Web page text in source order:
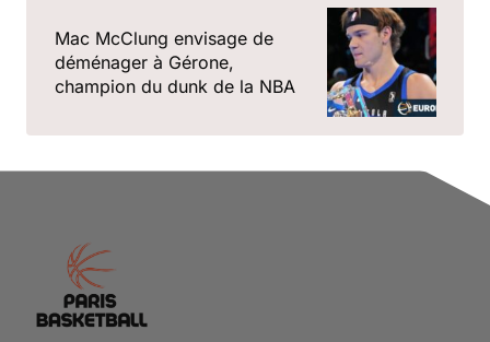
Mac McClung envisage de
déménager à Gérone,
champion du dunk de la NBA